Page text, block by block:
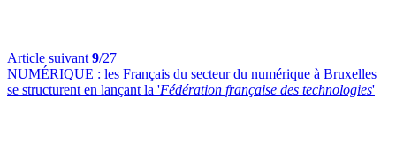
Article suivant 9/27
NUMÉRIQUE : les Français du secteur du numérique à Bruxelles
se structurent en lançant la 'Fédération française des technologies'